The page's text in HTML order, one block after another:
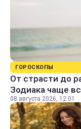
ГОРОСКОПЫ
От страсти до
Зодиака чаще
08 августа 2026, 12:01